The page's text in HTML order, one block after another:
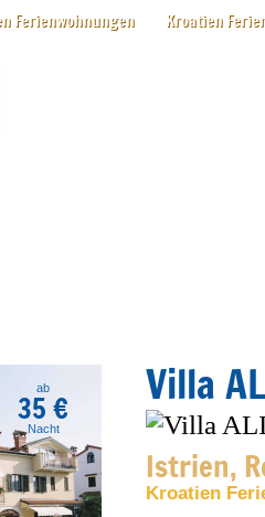
Ferienwohnungen Kroatien
ab
35 €
Nacht
Villa
Istrien,
Kroatien